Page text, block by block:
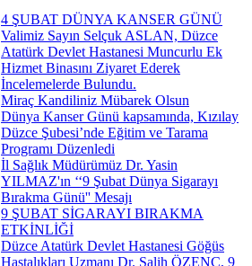
4 ŞUBAT DÜNYA KANSER GÜNÜ
Valimiz Sayın Selçuk ASLAN, Düzce
Atatürk Devlet Hastanesi Muncurlu Ek
Hizmet Binasını Ziyaret Ederek
İncelemelerde Bulundu.
Miraç Kandiliniz Mübarek Olsun
Dünya Kanser Günü kapsamında, Kızılay
Düzce Şubesi’nde Eğitim ve Tarama
Programı Düzenledi
İl Sağlık Müdürümüz Dr. Yasin
YILMAZ'ın ‘‘9 Şubat Dünya Sigarayı
Bırakma Günü'' Mesajı
9 ŞUBAT SİGARAYI BIRAKMA
ETKİNLİĞİ
Düzce Atatürk Devlet Hastanesi Göğüs
Hastalıkları Uzmanı Dr. Salih ÖZENÇ, 9